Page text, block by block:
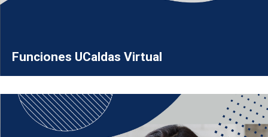
Funciones UCaldas Virtual